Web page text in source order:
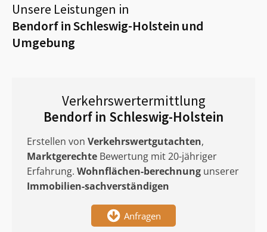
Unsere Leistungen in
Bendorf in Schleswig-Holstein und
Umgebung
Verkehrswertermittlung
Bendorf in Schleswig-Holstein
Erstellen von Verkehrswertgutachten,
Marktgerechte Bewertung mit 20-jähriger
Erfahrung. Wohnflächen-berechnung unserer
Immobilien-sachverständigen
Anfragen